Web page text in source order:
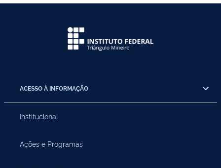
ACESSO À INFORMAÇÃO
Institucional
Ações e Programas